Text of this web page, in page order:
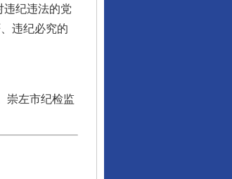
纪违法的党
违纪必究的
崇左市纪检监